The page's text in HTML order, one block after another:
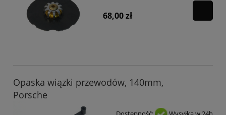
68,00 zł
Opaska wiązki przewodów, 140mm,
Porsche